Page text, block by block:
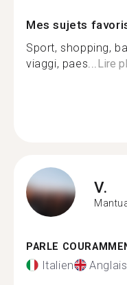
Mes sujets
Sport, shopping,
viaggi, paes...Lire
V.
PARLE
Italien Anglais